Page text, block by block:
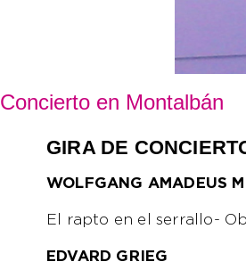
Concierto en Montalbán
GIRA DE
WOLFGANG AMADEUS
El rapto en el serrallo-
EDVARD GRIEG